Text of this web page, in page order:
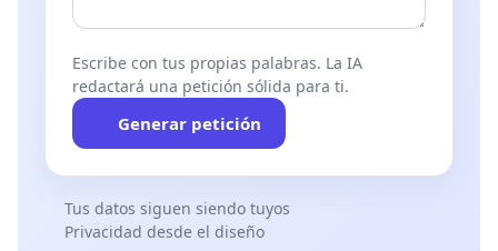
Escribe con tus propias palabras. La IA
redactará una petición sólida para ti.
Generar petición
Tus datos siguen siendo tuyos
Privacidad desde el diseño